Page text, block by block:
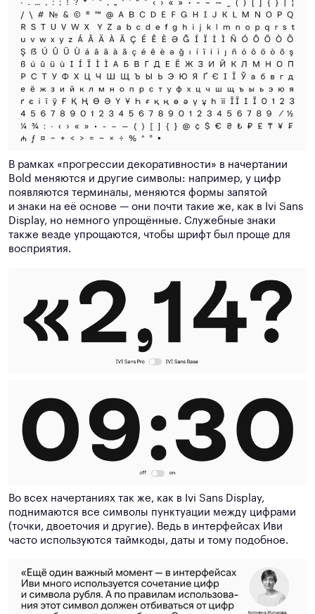
В рамках «прогрессии декоративности» в начертании
Bold меняются и другие символы: например, у цифр
появляются терминалы, меняются формы запятой
и знаки на её основе — они почти такие же, как в Ivi Sans
Display, но немного упрощённые. Служебные знаки
также везде упрощаются, чтобы шрифт был проще для
восприятия.
Во всех начертаниях так же, как в Ivi Sans Display,
поднимаются все символы пунктуации между цифрами
(точки, двоеточия и другие). Ведь в интерфейсах Иви
часто используются таймкоды, даты и тому подобное.